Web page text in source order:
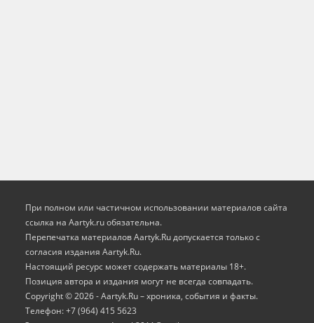
При полном или частичном использовании материалов сайта
ссылка на Aartyk.ru oбязательна.
Перепечатка материалов Aartyk.Ru допускается только с
согласия издания Aartyk.Ru.
Настоящий ресурс может содержать материалы 18+.
Позиция автора и издания могут не всегда совпадать.
Copyright © 2026 - Aartyk.Ru – хроника, события и факты.
Телефон: +7 (964) 415 5623